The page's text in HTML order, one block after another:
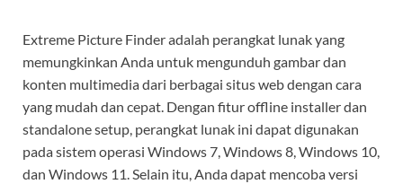
Extreme Picture Finder adalah perangkat lunak yang
memungkinkan Anda untuk mengunduh gambar dan
konten multimedia dari berbagai situs web dengan cara
yang mudah dan cepat. Dengan fitur offline installer dan
standalone setup, perangkat lunak ini dapat digunakan
pada sistem operasi Windows 7, Windows 8, Windows 10,
dan Windows 11. Selain itu, Anda dapat mencoba versi